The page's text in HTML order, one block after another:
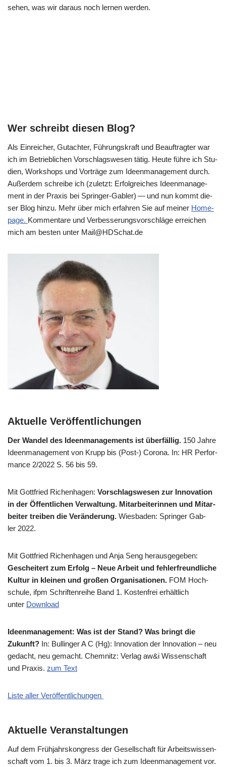
sehen, was wir dar­aus noch ler­nen werden.
Wer schreibt diesen Blog?
Als Ein­rei­cher, Gut­ach­ter, Füh­rungs­kraft und Beauf­trag­ter war
ich im Betrieb­li­chen Vor­schlags­we­sen tätig. Heu­te füh­re ich Stu­
di­en, Work­shops und Vor­trä­ge zum Ideen­ma­nage­ment durch.
Außer­dem schrei­be ich (zuletzt: Erfolg­rei­ches Ideen­ma­nage­
ment in der Pra­xis bei Sprin­ger-Gab­ler) — und nun kommt die­
ser Blog hin­zu. Mehr über mich erfah­ren Sie auf mei­ner Home­
page. Kom­men­ta­re und Ver­bes­se­rungs­vor­schlä­ge errei­chen
mich am besten unter Mail@​HDSchat.​de
Aktuelle Veröffentlichungen
Der Wan­del des Ideen­ma­nage­ments ist über­fäl­lig. 150 Jah­re
Ideen­ma­nage­ment von Krupp bis (Post-) Coro­na. In: HR Per­for­
mance 2/​2022 S. 56 bis 59.
Mit Gott­fried Richen­ha­gen: Vor­schlags­we­sen zur Inno­va­ti­on
in der Öffent­li­chen Ver­wal­tung. Mit­ar­bei­te­rin­nen und Mit­ar­
bei­ter trei­ben die Ver­än­de­rung. Wies­ba­den: Sprin­ger Gab­
ler 2022.
Mit Gott­fried Richen­ha­gen und Anja Seng her­aus­ge­ge­ben:
Geschei­tert zum Erfolg – Neue Arbeit und feh­ler­freund­li­che
Kul­tur in klei­nen und gro­ßen Orga­ni­sa­tio­nen. FOM Hoch­
schu­le, ifpm Schrif­ten­rei­he Band 1. Kosten­frei erhält­lich
unter Down­load
Ideen­ma­nage­ment: Was ist der Stand? Was bringt die
Zukunft? In: Bul­lin­ger A C (Hg): Inno­va­ti­on der Inno­va­ti­on – neu
gedacht, neu gemacht. Chem­nitz: Ver­lag aw&i Wis­sen­schaft
und Pra­xis. zum Text
Liste aller Veröffentlichungen
Aktuelle Veranstaltungen
Auf dem Früh­jahrs­kon­gress der Gesell­schaft für Arbeits­wis­sen­
schaft vom 1. bis 3. März tra­ge ich zum Ideen­ma­nage­ment vor.